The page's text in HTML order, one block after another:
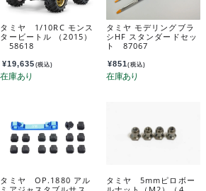
タミヤ 1/10RC モンス
タービートル （2015）
58618
¥19,635 (税込)
タミヤ モデリングブラ
シHF スタンダードセッ
ト 87067
¥851(税込)
タミヤ OP.1880 アル
タミヤ 5mmピロボー